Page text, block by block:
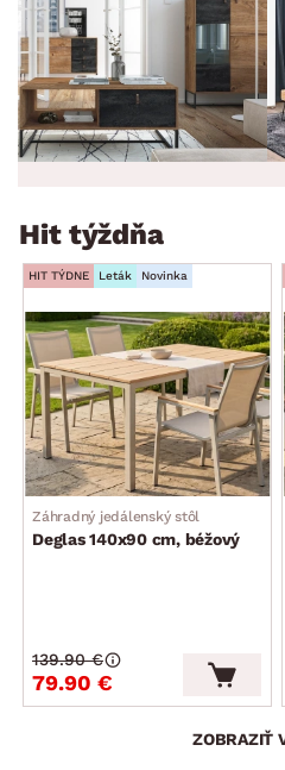
Hit týždňa
HIT TÝDNE Leták Novinka
Záhradný jedálenský stôl
Deglas 140x90 cm, béžový
79.90 €
139.90 €
ZOBRAZIŤ